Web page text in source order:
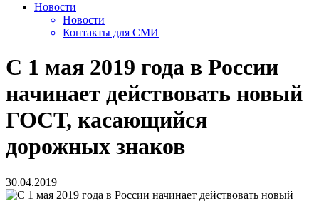
Новости
Новости
Контакты для СМИ
С 1 мая 2019 года в России
начинает действовать новый
ГОСТ, касающийся
дорожных знаков
30.04.2019